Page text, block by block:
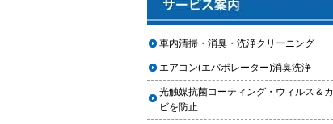
車のフロントガラス交換の料金相
場と作業手順
車のドアロック修理の料金と作業
手順
車内清掃・消臭・洗浄クリーニング
エアコン(エバポレーター)消臭洗浄
光触媒抗菌コーティング・ウィルス＆カ
ビを防止